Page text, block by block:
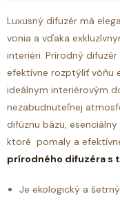
Luxusný difuzér má
vonia a vďaka
interiéri. Prírodný
efektívne rozptýliť vôňu
ideálnym interiérovým
nezabudnuteľnej
difúznu bázu,
ktoré pomaly a
prírodného difuzéra s
Je ekologický a